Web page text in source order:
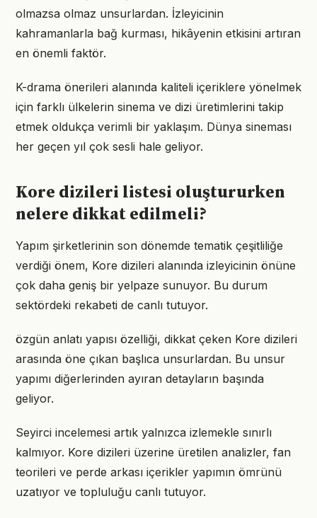
olmazsa olmaz unsurlardan. İzleyicinin
kahramanlarla bağ kurması, hikâyenin etkisini artıran
en önemli faktör.
K-drama önerileri alanında kaliteli içeriklere yönelmek
için farklı ülkelerin sinema ve dizi üretimlerini takip
etmek oldukça verimli bir yaklaşım. Dünya sineması
her geçen yıl çok sesli hale geliyor.
Kore dizileri listesi oluştururken
nelere dikkat edilmeli?
Yapım şirketlerinin son dönemde tematik çeşitliliğe
verdiği önem, Kore dizileri alanında izleyicinin önüne
çok daha geniş bir yelpaze sunuyor. Bu durum
sektördeki rekabeti de canlı tutuyor.
özgün anlatı yapısı özelliği, dikkat çeken Kore dizileri
arasında öne çıkan başlıca unsurlardan. Bu unsur
yapımı diğerlerinden ayıran detayların başında
geliyor.
Seyirci incelemesi artık yalnızca izlemekle sınırlı
kalmıyor. Kore dizileri üzerine üretilen analizler, fan
teorileri ve perde arkası içerikler yapımın ömrünü
uzatıyor ve topluluğu canlı tutuyor.